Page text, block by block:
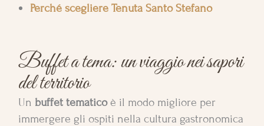
Perché scegliere Tenuta Santo Stefano
Buffet a tema: un viaggio nei sapori
del territorio
Un buffet tematicoè il modo migliore per
immergere gli ospiti nella cultura gastronomica